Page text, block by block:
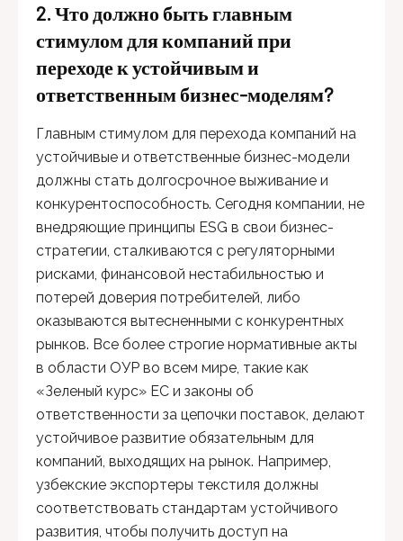
2. Что должно быть главным
стимулом для компаний при
переходе к устойчивым и
ответственным бизнес-моделям?
Главным стимулом для перехода компаний на
устойчивые и ответственные бизнес-модели
должны стать долгосрочное выживание и
конкурентоспособность. Сегодня компании, не
внедряющие принципы ESG в свои бизнес-
стратегии, сталкиваются с регуляторными
рисками, финансовой нестабильностью и
потерей доверия потребителей, либо
оказываются вытесненными с конкурентных
рынков. Все более строгие нормативные акты
в области ОУР во всем мире, такие как
«Зеленый курс» ЕС и законы об
ответственности за цепочки поставок, делают
устойчивое развитие обязательным для
компаний, выходящих на рынок. Например,
узбекские экспортеры текстиля должны
соответствовать стандартам устойчивого
развития, чтобы получить доступ на